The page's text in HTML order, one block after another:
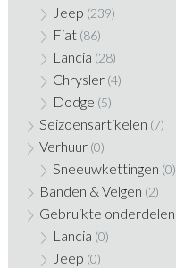
Jeep (239)
Fiat (86)
Lancia (28)
Chrysler (4)
Dodge (5)
Seizoensartikelen (7)
Verhuur (0)
Sneeuwkettingen (0)
Banden & Velgen (2)
Gebruikte onderdelen
Lancia (0)
Jeep (0)